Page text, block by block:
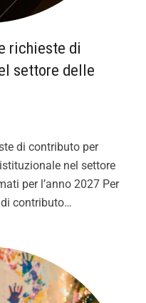
richieste di
settore delle
di contributo per
nel settore
per l’anno 2027 Per
di contributo…